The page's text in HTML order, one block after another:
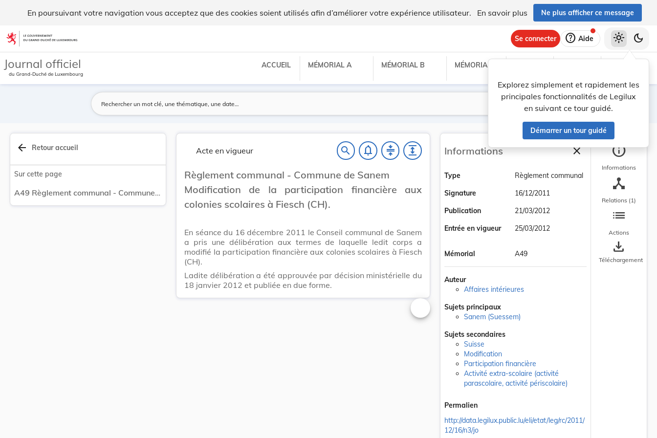
En poursuivant votre navigation vous acceptez que des cookies soient utilisés afin d’améliorer votre expérience utilisateur. En savoir plus Ne plus afficher ce message
Aller au contenu
Se connecter help Aide
Explorez simplement et rapidement les
principales fonctionnalités de Legilux
en suivant ce tour guidé.
Démarrer un tour guidé
light_mode dark_mode
Journal officiel
du Grand-Duché de Luxembourg
ACCUEIL MÉMORIAL A MÉMORIAL B MÉMORIAL C
Lancer la recherche
Filtres
arrow_back Retour accueil
Sur cette page
A49 Règlement communal - Commune de Sanem Modification de la participation financière aux colonies scolaires à Fiesch (CH).
Acte en vigueur search notifications_none compress expand
Règlement communal - Commune de Sanem
Modification de la participation financière aux
colonies scolaires à Fiesch (CH).
En séance du 16 décembre 2011 le Conseil communal de Sanem
a pris une délibération aux termes de laquelle ledit corps a
modifié la participation financière aux colonies scolaires à Fiesch
(CH).
Ladite délibération a été approuvée par décision ministérielle du
18 janvier 2012 et publiée en due forme.
Changer la taille du texte
Informations closeFermer la barre
Type
Règlement communal
Signature
16/12/2011
Publication
21/03/2012
Entrée en vigueur
25/03/2012
Mémorial A49
Auteur
Affaires intérieures
Sujets principaux
Sanem (Suessem)
Sujets secondaires
Suisse
Modification
Participation financière
Activité extra-scolaire (activité
parascolaire, activité périscolaire)
Permalien
http://data.legilux.public.lu/eli/etat/leg/rc/2011/
12/16/n3/jo
info
Informations
device_hub
Relations (1)
list
Actions
save_alt
Téléchargement